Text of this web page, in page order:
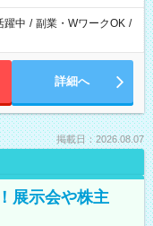
躍中 / 副業・WワークOK /
詳細へ
掲載日：2026.08.07
展示会や株主